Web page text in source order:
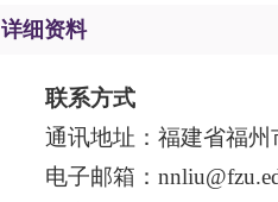
详细资料
联系方式
通讯地址：福建省福
电子邮箱：